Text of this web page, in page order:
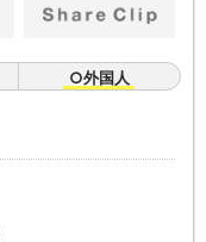
○外国人